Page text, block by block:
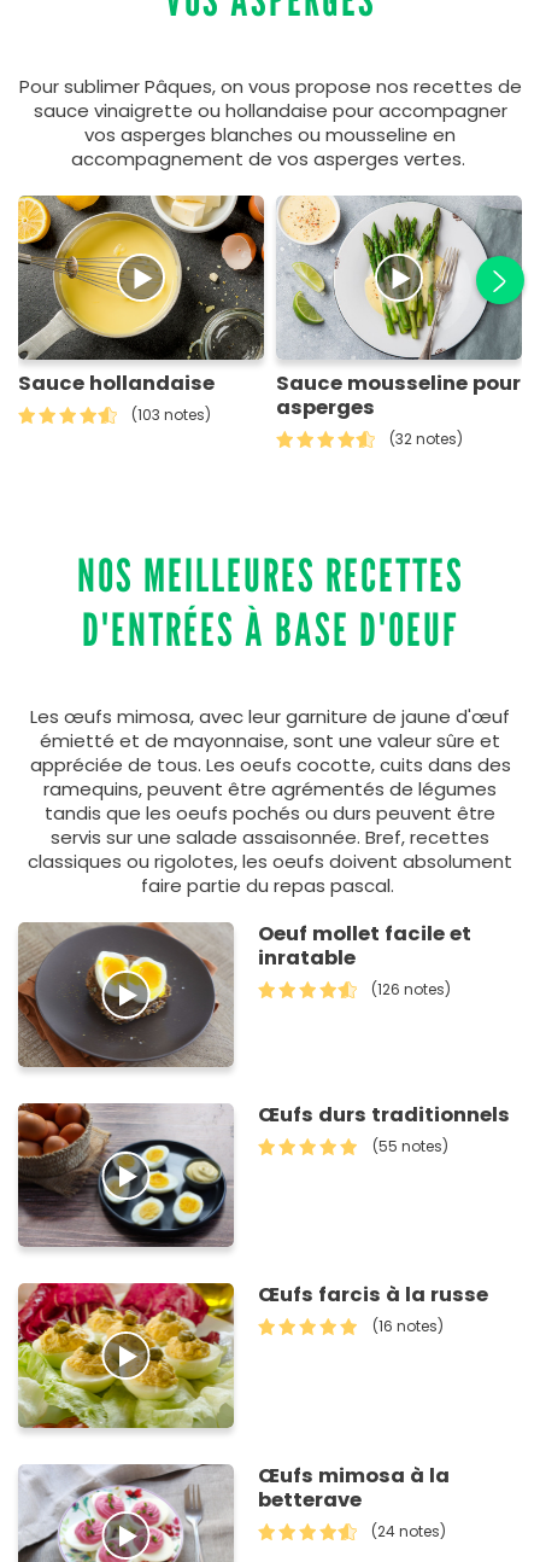
Pour sublimer Pâques, on vous propose nos recettes de
sauce vinaigrette ou hollandaise pour accompagner
vos asperges blanches ou mousseline en
accompagnement de vos asperges vertes.
Sauce hollandaise
(103 notes)
Sauce mousseline pour
asperges
(32 notes)
NOS MEILLEURES RECETTES
D'ENTRÉES À BASE D'OEUF
Les œufs mimosa, avec leur garniture de jaune d'œuf
émietté et de mayonnaise, sont une valeur sûre et
appréciée de tous. Les oeufs cocotte, cuits dans des
ramequins, peuvent être agrémentés de légumes
tandis que les oeufs pochés ou durs peuvent être
servis sur une salade assaisonnée. Bref, recettes
classiques ou rigolotes, les oeufs doivent absolument
faire partie du repas pascal.
Oeuf mollet facile et
inratable
(126 notes)
Œufs durs traditionnels
(55 notes)
Œufs farcis à la russe
(16 notes)
Œufs mimosa à la
betterave
(24 notes)